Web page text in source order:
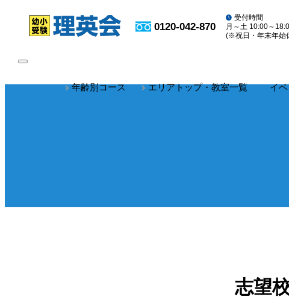
0120-042-870
受付時間
月～土 10:00～
(※祝日・年末年始
toggle
年齢別コース エリアトップ・教室一覧 イ
志望